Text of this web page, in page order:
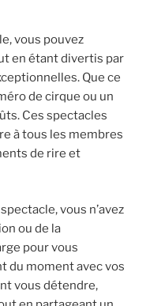
vous pouvez
en étant divertis par
Que ce
de cirque ou un
Ces spectacles
à tous les membres
de rire et
vous n’avez
ou de la
pour vous
du moment avec vos
vous détendre,